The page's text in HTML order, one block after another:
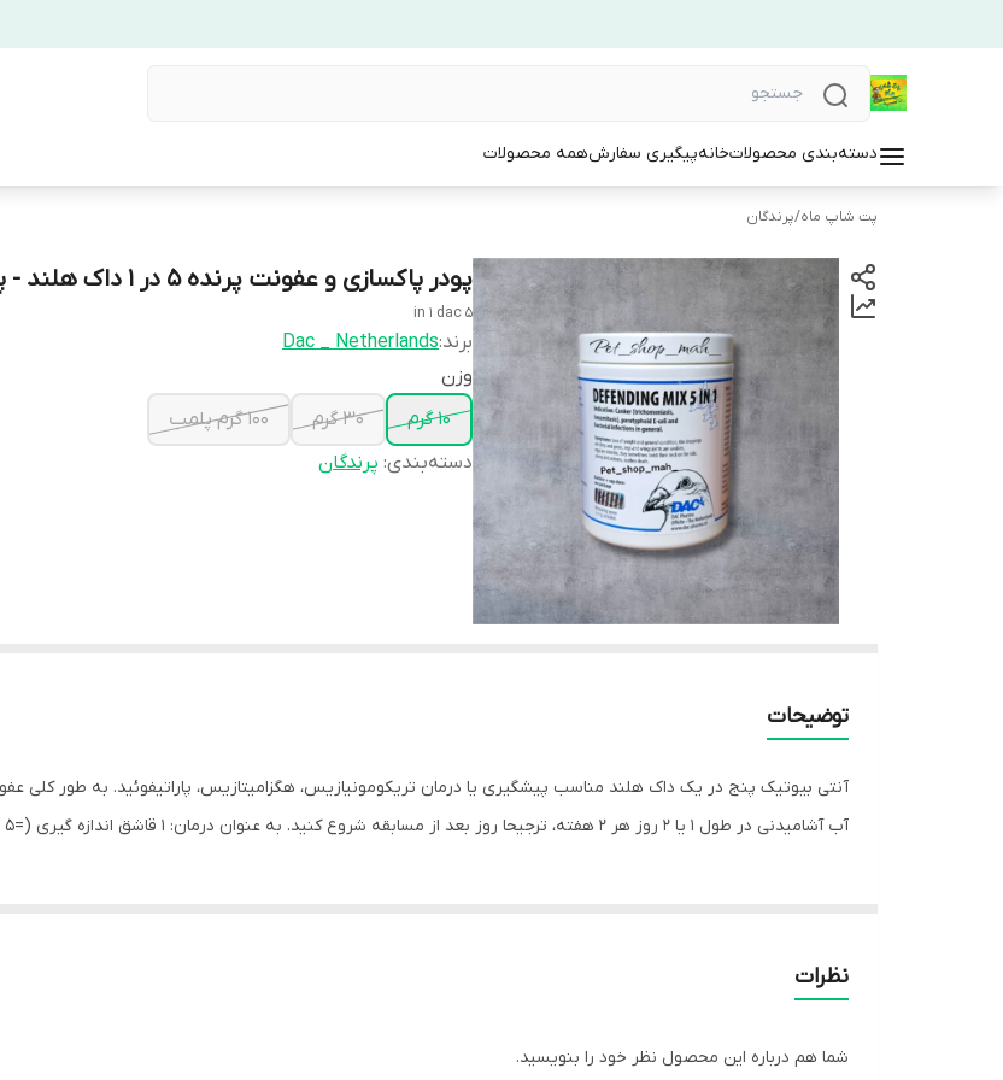
دسته‌بندی محصولاتخانهپیگیری سفارشهمه محصولات
پت شاپ ماه/پرندگان
پودر پاکسازی و عفونت پرنده 5 در 1 داک هلند - پنج در یک داک
5 in 1 dac
برند:Dac _ Netherlands
وزن
10 گرم
30 گرم
100 گرم پلمب
دسته‌بندی: پرندگان
توضیحات
آب آشامیدنی در طول 1 یا 2 روز هر 2 هفته، ترجیحا روز بعد از مسابقه شروع کنید. به عنوان درمان: 1 قاشق اندازه گیری (=5 گرم) به 2 لیتر آب آشامیدنی طی 5-7 روز پی در پی.
نظرات
شما هم درباره این محصول نظر خود را بنویسید.